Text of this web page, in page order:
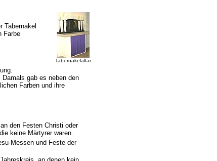
Tabernakel
Farbe
Tabernakelaltar
gab es neben den
Farben und ihre
den Festen Christi oder
keine Märtyrer waren.
Messen und Feste der